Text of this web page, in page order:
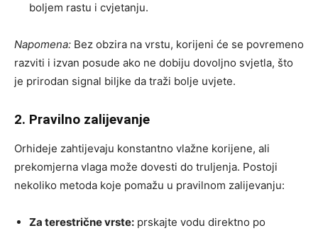
boljem rastu i cvjetanju.
Napomena: Bez obzira na vrstu, korijeni će se povremeno
razviti i izvan posude ako ne dobiju dovoljno svjetla, što
je prirodan signal biljke da traži bolje uvjete.
2. Pravilno zalijevanje
Orhideje zahtijevaju konstantno vlažne korijene, ali
prekomjerna vlaga može dovesti do truljenja. Postoji
nekoliko metoda koje pomažu u pravilnom zalijevanju:
Za terestrične vrste: prskajte vodu direktno po